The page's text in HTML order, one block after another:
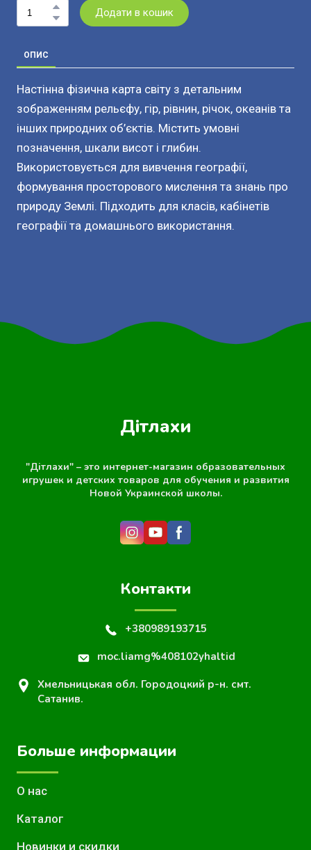
Додати в кошик
ОПИС
Настінна фізична карта світу з детальним
зображенням рельєфу, гір, рівнин, річок, океанів та
інших природних об’єктів. Містить умовні
позначення, шкали висот і глибин.
Використовується для вивчення географії,
формування просторового мислення та знань про
природу Землі. Підходить для класів, кабінетів
географії та домашнього використання.
Дітлахи
"Дітлахи" – это интернет-магазин образовательных
игрушек и детских товаров для обучения и развития
Новой Украинской школы.
Контакти
+380989193715
moc.liamg%408102yhaltid
Хмельницькая обл. Городоцкий р-н. смт.
Сатанив.
Больше информации
О нас
Каталог
Новинки и скидки